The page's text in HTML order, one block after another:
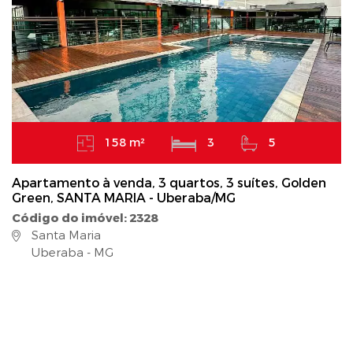
158 m² 3 5
Apartamento à venda, 3 quartos, 3 suítes, Golden
Green, SANTA MARIA - Uberaba/MG
Código do imóvel: 2328
Santa Maria
Uberaba - MG